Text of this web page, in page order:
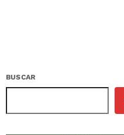
BUSCAR